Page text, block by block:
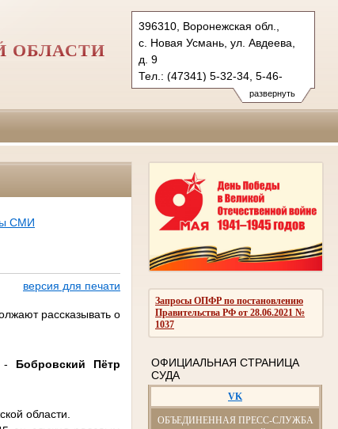
развернуть
396310, Воронежская обл.,
с. Новая Усмань, ул. Авдеева,
д. 9
Тел.: (47341) 5-32-34, 5-46-
69 (ф.)
novousmansky.vrn@sudrf.ru
ОБЛАСТИ
Запросы ОПФР по постановлению
Правительства РФ от 28.06.2021 №
1037
ОФИЦИАЛЬНАЯ СТРАНИЦА
СУДА
VK
ОБЪЕДИНЕННАЯ ПРЕСС-СЛУЖБА
СМИ
версия для печати
рассказывать о
- Бобровский Пётр
области.